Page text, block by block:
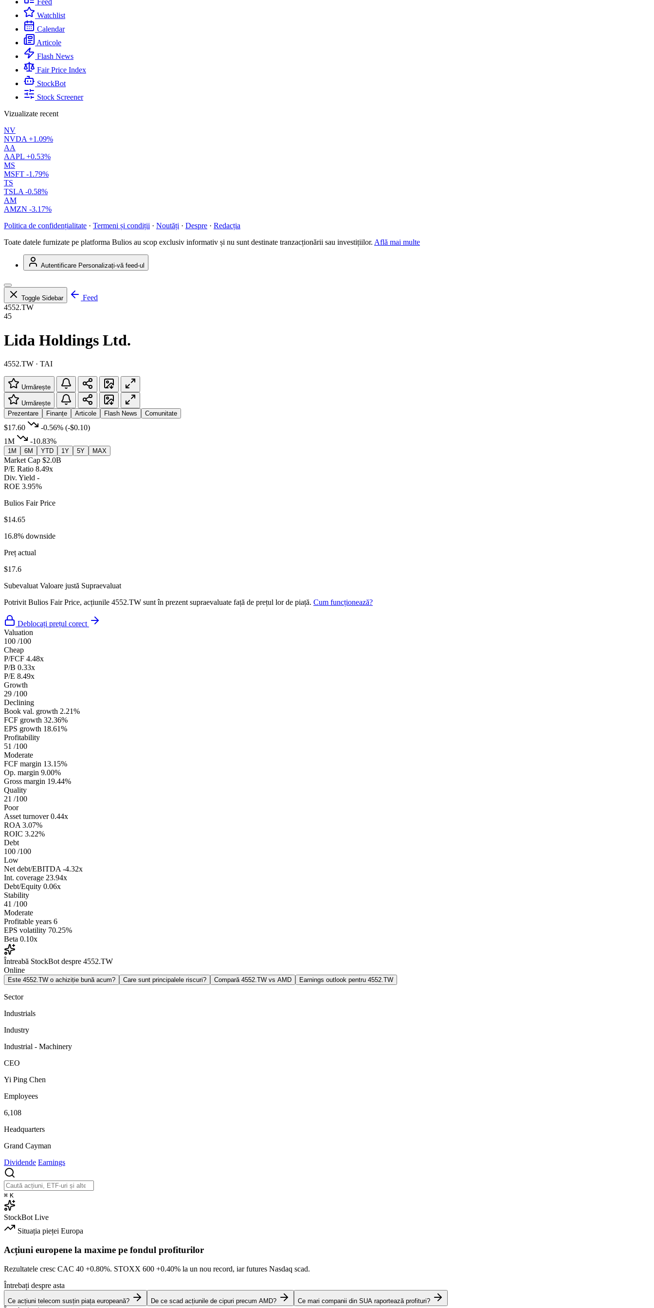
Feed
Watchlist
Calendar
Articole
Flash News
Fair Price Index
StockBot
Stock Screener
Vizualizate recent
NV
NVDA +1.09%
AA
AAPL +0.53%
MS
MSFT -1.79%
TS
TSLA -0.58%
AM
AMZN -3.17%
Politica de confidențialitate · Termeni și condiții · Noutăți · Despre · Redacția
Toate datele furnizate pe platforma Bulios au scop exclusiv informativ și nu sunt destinate tranzacționării sau investițiilor. Află mai multe
Autentificare Personalizați-vă feed-ul
Toggle Sidebar
Feed
4552.TW
45
Lida Holdings Ltd.
4552.TW · TAI
Urmărește
Urmărește
Prezentare
Finanțe Articole Flash News Comunitate
$17.60 -0.56% (-$0.10)
1M
-10.83%
1M 6M YTD 1Y 5Y MAX
Market Cap $2.0B
P/E Ratio 8.49x
Div. Yield -
ROE 3.95%
Bulios Fair Price
$14.65
16.8% downside
Preț actual
$17.6
Subevaluat Valoare justă Supraevaluat
Potrivit Bulios Fair Price, acțiunile 4552.TW sunt în prezent supraevaluate față de prețul lor de piață. Cum funcționează?
Deblocați prețul corect
Valuation
100 /100
Cheap
P/FCF 4.48x
P/B 0.33x
P/E 8.49x
Growth
29 /100
Declining
Book val. growth 2.21%
FCF growth 32.36%
EPS growth 18.61%
Profitability
51 /100
Moderate
FCF margin 13.15%
Op. margin 9.00%
Gross margin 19.44%
Quality
21 /100
Poor
Asset turnover 0.44x
ROA 3.07%
ROIC 3.22%
Debt
100 /100
Low
Net debt/EBITDA -4.32x
Int. coverage 23.94x
Debt/Equity 0.06x
Stability
41 /100
Moderate
Profitable years 6
EPS volatility 70.25%
Beta 0.10x
Întreabă StockBot despre 4552.TW
Online
Este 4552.TW o achiziție bună acum? Care sunt principalele riscuri? Compară 4552.TW vs AMD Earnings outlook pentru 4552.TW
Sector
Industrials
Industry
Industrial - Machinery
CEO
Yi Ping Chen
Employees
6,108
Headquarters
Grand Cayman
Dividende Earnings
⌘ K
StockBot Live
Situația pieței Europa
Acțiuni europene la maxime pe fondul profiturilor
Rezultatele cresc CAC 40 +0.80%. STOXX 600 +0.40% la un nou record, iar futures Nasdaq scad.
Întrebați despre asta
Ce acțiuni telecom susțin piața europeană? De ce scad acțiunile de cipuri precum AMD? Ce mari companii din SUA raportează profituri?